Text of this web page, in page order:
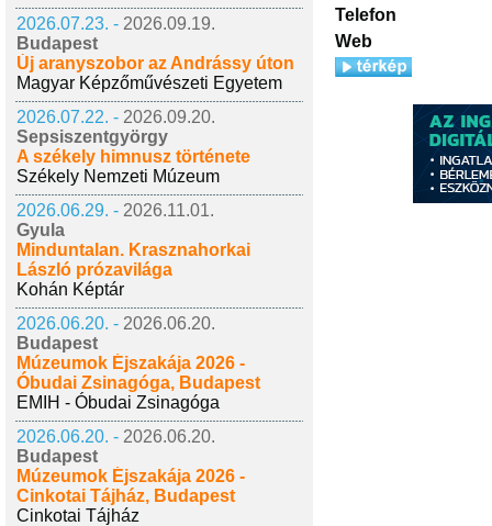
2026.07.23. - 2026.09.19.
Budapest
Új aranyszobor az Andrássy úton
Magyar Képzőművészeti Egyetem
2026.07.22. - 2026.09.20.
Sepsiszentgyörgy
A székely himnusz története
Székely Nemzeti Múzeum
2026.06.29. - 2026.11.01.
Gyula
Minduntalan. Krasznahorkai
László prózavilága
Kohán Képtár
2026.06.20. - 2026.06.20.
Budapest
Múzeumok Éjszakája 2026 -
Óbudai Zsinagóga, Budapest
EMIH - Óbudai Zsinagóga
2026.06.20. - 2026.06.20.
Budapest
Múzeumok Éjszakája 2026 -
Cinkotai Tájház, Budapest
Cinkotai Tájház
Telefon
Web